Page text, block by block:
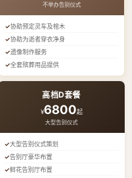
不举办告别仪式
协助预定灵车及棺木
协助为逝者穿衣净身
遗像制作服务
全套殡葬用品提供
高档D套餐
¥6800起
大型告别仪式
大型告别仪式策划
告别厅豪华布置
鲜花告别厅布置